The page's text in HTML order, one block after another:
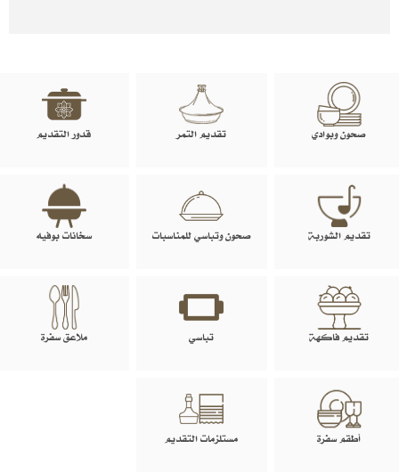
صحون وبوادي تقديم التمر قدور التقديم
تقديم الشوربة صحون وتباسي للمناسبات سخانات بوفيه
تقديم فاكهة تباسي ملاعق سفرة
أطقم سفرة مستلزمات التقديم